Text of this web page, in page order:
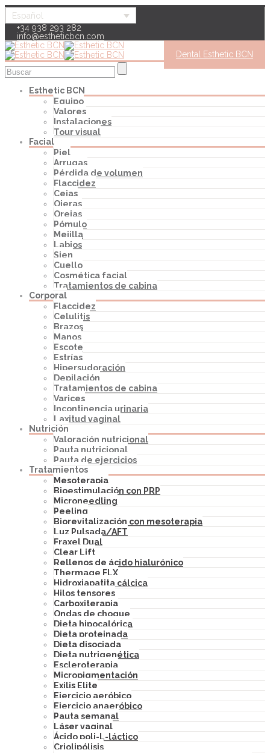
Español
+34 938 293 282
info@estheticbcn.com
Dental Esthetic BCN
Esthetic BCN
Equipo
Valores
Instalaciones
Tour visual
Facial
Piel
Arrugas
Pérdida de volumen
Flaccidez
Cejas
Ojeras
Orejas
Pómulo
Mejilla
Labios
Sien
Cuello
Cosmética facial
Tratamientos de cabina
Corporal
Flaccidez
Celulitis
Brazos
Manos
Escote
Estrías
Hipersudoración
Depilación
Tratamientos de cabina
Varices
Incontinencia urinaria
Laxitud vaginal
Nutrición
Valoración nutricional
Pauta nutricional
Pauta de ejercicios
Tratamientos
Mesoterapia
Bioestimulación con PRP
Microneedling
Peeling
Biorevitalización con mesoterapia
Luz Pulsada/AFT
Fraxel Dual
Clear Lift
Rellenos de ácido hialurónico
Thermage FLX
Hidroxiapatita cálcica
Hilos tensores
Carboxiterapia
Ondas de choque
Dieta hipocalórica
Dieta proteinada
Dieta disociada
Dieta nutrigenética
Escleroterapia
Micropigmentación
Exilis Elite
Ejercicio aeróbico
Ejercicio anaeróbico
Pauta semanal
Láser vaginal
Ácido poli-L-láctico
Criolipólisis